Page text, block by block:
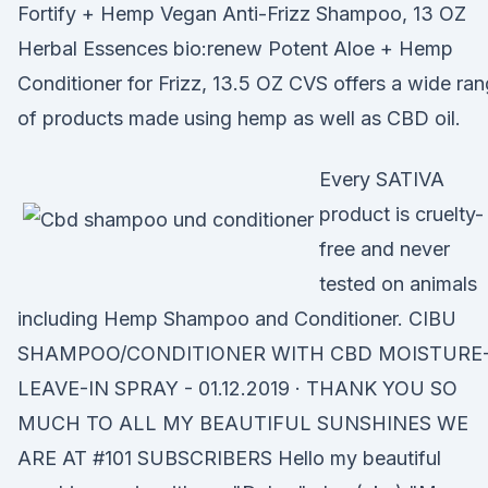
Fortify + Hemp Vegan Anti-Frizz Shampoo, 13 OZ
Herbal Essences bio:renew Potent Aloe + Hemp
Conditioner for Frizz, 13.5 OZ CVS offers a wide
of products made using hemp as well as CBD oil.
Every SATIVA
product is cruelty-
free and never
tested on animals
including Hemp Shampoo and Conditioner. CIBU
SHAMPOO/CONDITIONER WITH CBD
LEAVE-IN SPRAY - 01.12.2019 · THANK YOU️ SO
MUCH TO ALL MY BEAUTIFUL SUNSHINES WE
ARE AT #101 SUBSCRIBERS Hello my beautiful